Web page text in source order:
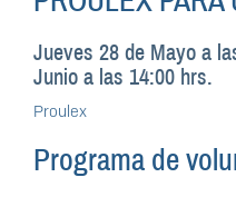
Jueves 28 de Mayo a
Junio a las 14:00 hrs.
Proulex
Programa de